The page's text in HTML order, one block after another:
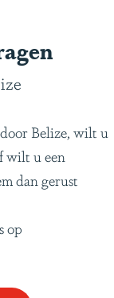
Belize, wilt u
wilt u een
dan gerust
op